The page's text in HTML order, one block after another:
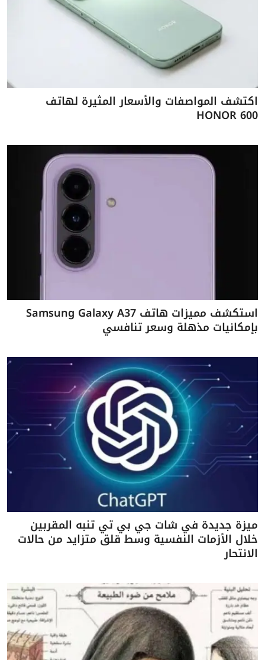
اكتشف المواصفات والأسعار المثيرة لهاتف
HONOR 600
استكشف مميزات هاتف Samsung Galaxy A37
بإمكانيات مذهلة وسعر تنافسي
ميزة جديدة في شات جي بي تي تنبه المقربين
خلال الأزمات النفسية وسط قلق متزايد من حالات
الانتحار